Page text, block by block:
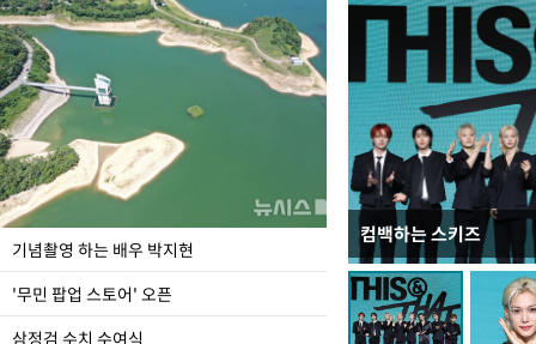
기념촬영 하는 배우 박지현
'무민 팝업 스토어' 오픈
삼정검 수치 수여식
컴백하는 스키즈
이 대통령, 국가폭력
가 책임지고 치유"